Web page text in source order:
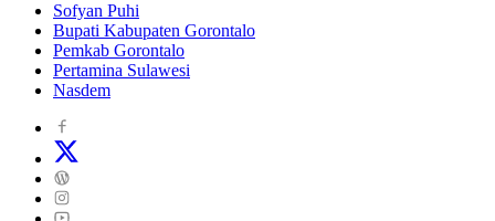
Sofyan Puhi
Bupati Kabupaten Gorontalo
Pemkab Gorontalo
Pertamina Sulawesi
Nasdem